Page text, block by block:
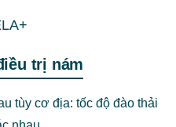
trị nám
tùy cơ địa: tốc độ đào thải